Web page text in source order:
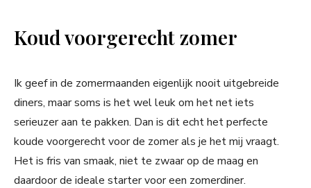
Koud voorgerecht zomer
Ik geef in de zomermaanden eigenlijk nooit uitgebreide
diners, maar soms is het wel leuk om het net iets
serieuzer aan te pakken. Dan is dit echt het perfecte
koude voorgerecht voor de zomer als je het mij vraagt.
Het is fris van smaak, niet te zwaar op de maag en
daardoor de ideale starter voor een zomerdiner.